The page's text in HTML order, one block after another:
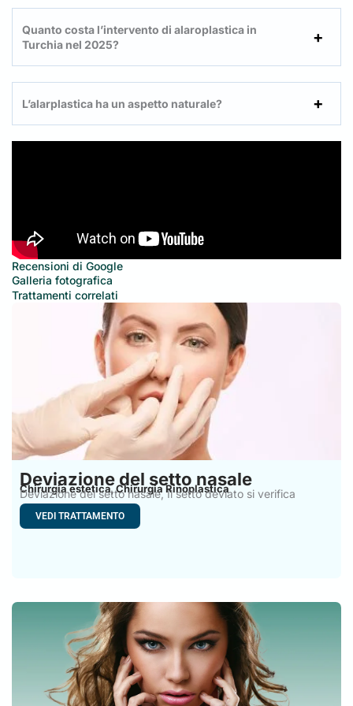
Quanto costa l’intervento di alaroplastica in
Turchia nel 2025?
L’alarplastica ha un aspetto naturale?
Recensioni di Google
Galleria fotografica
Trattamenti correlati
Deviazione del setto nasale
Chirurgia estetica,Chirurgia Rinoplastica
Deviazione del setto nasale, Il setto deviato si verifica
quando
VEDI TRATTAMENTO